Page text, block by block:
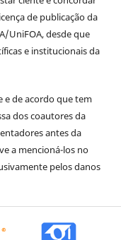
de publicação da
UniFOA, desde que
e institucionais da
e de acordo que tem
dos coautores da
antes da
a mencioná-los no
pelos danos